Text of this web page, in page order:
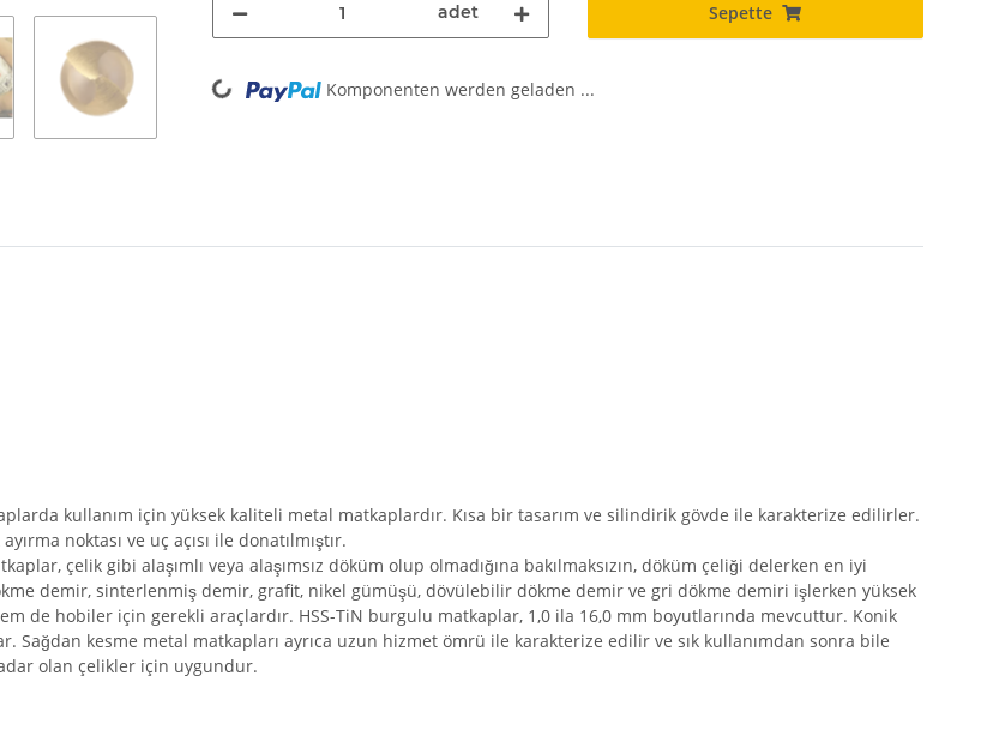
adet Sepette
Loading... Komponenten werden geladen ...
kullanım için yüksek kaliteli metal matkaplardır. Kısa bir tasarım ve silindirik gövde ile karakterize edilirler.
noktası ve uç açısı ile donatılmıştır.
çelik gibi alaşımlı veya alaşımsız döküm olup olmadığına bakılmaksızın, döküm çeliği delerken en iyi
demir, sinterlenmiş demir, grafit, nikel gümüşü, dövülebilir dökme demir ve gri dökme demiri işlerken yüksek
de hobiler için gerekli araçlardır. HSS-TiN burgulu matkaplar, 1,0 ila 16,0 mm boyutlarında mevcuttur. Konik
Sağdan kesme metal matkapları ayrıca uzun hizmet ömrü ile karakterize edilir ve sık kullanımdan sonra bile
olan çelikler için uygundur.